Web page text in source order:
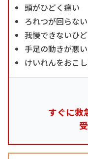
頭がひどく痛い
ろれつが回らない
我慢できないひ
手足の動きが悪
けいれんをおこ
すぐに救